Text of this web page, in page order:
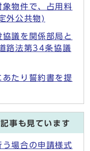
物件で、占用料
外公共物)
議を関係部局と
路法第34条協議
たり誓約書を提
事も見ています
場合の申請様式